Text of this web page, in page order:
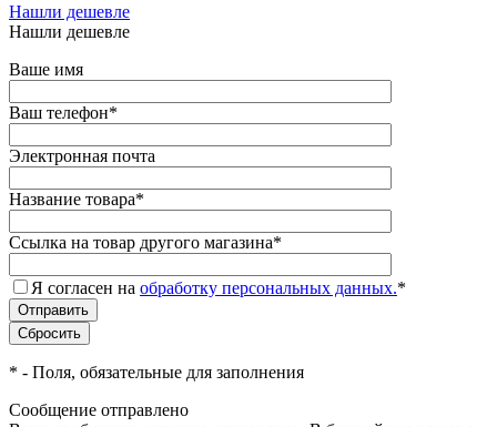
Нашли дешевле
Нашли дешевле
Ваше имя
Ваш телефон*
Электронная почта
Название товара*
Ссылка на товар другого магазина*
Я согласен на обработку персональных данных.*
* - Поля, обязательные для заполнения
Сообщение отправлено